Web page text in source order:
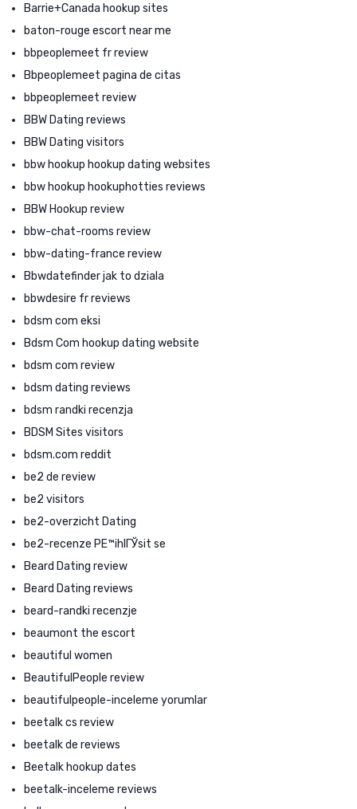
Barrie+Canada hookup sites
baton-rouge escort near me
bbpeoplemeet fr review
Bbpeoplemeet pagina de citas
bbpeoplemeet review
BBW Dating reviews
BBW Dating visitors
bbw hookup hookup dating websites
bbw hookup hookuphotties reviews
BBW Hookup review
bbw-chat-rooms review
bbw-dating-france review
Bbwdatefinder jak to dziala
bbwdesire fr reviews
bdsm com eksi
Bdsm Com hookup dating website
bdsm com review
bdsm dating reviews
bdsm randki recenzja
BDSM Sites visitors
bdsm.com reddit
be2 de review
be2 visitors
be2-overzicht Dating
be2-recenze PЕ™ihlГЎsit se
Beard Dating review
Beard Dating reviews
beard-randki recenzje
beaumont the escort
beautiful women
BeautifulPeople review
beautifulpeople-inceleme yorumlar
beetalk cs review
beetalk de reviews
Beetalk hookup dates
beetalk-inceleme reviews